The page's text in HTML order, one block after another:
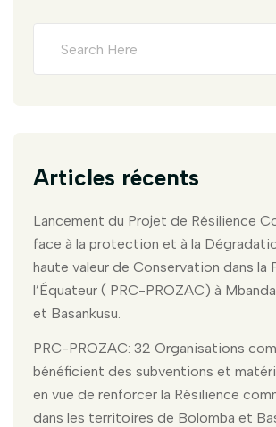
Articles récents
Lancement du Projet de Résilience
face à la protection et à la
haute valeur de Conservation dans la
l’Équateur ( PRC-PROZAC) à
et Basankusu.
PRC-PROZAC: 32 Organisations
bénéficient des subventions et
en vue de renforcer la Résilience
dans les territoires de Bolomba et